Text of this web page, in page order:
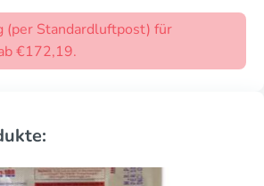
(per Standardluftpost) für
€172,19.